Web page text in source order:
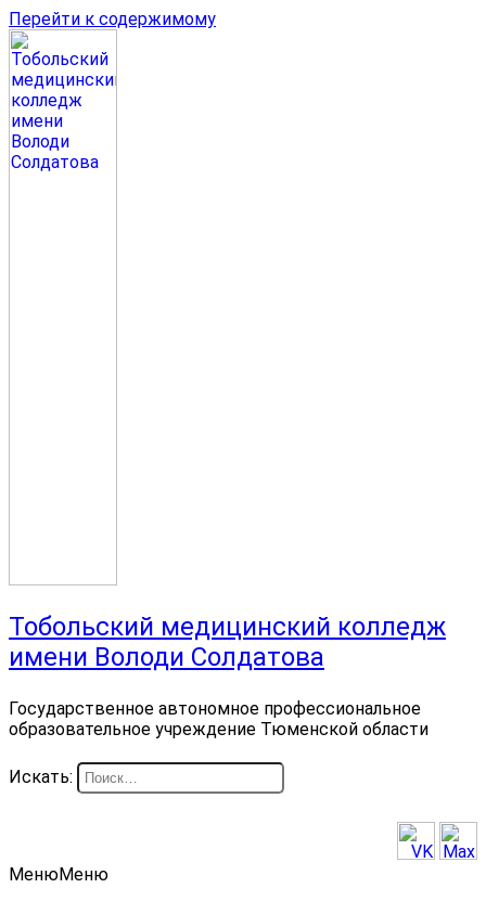
Перейти к содержимому
Тобольский медицинский колледж
имени Володи Солдатова
Государственное автономное профессиональное
образовательное учреждение Тюменской области
Искать:
МенюМеню